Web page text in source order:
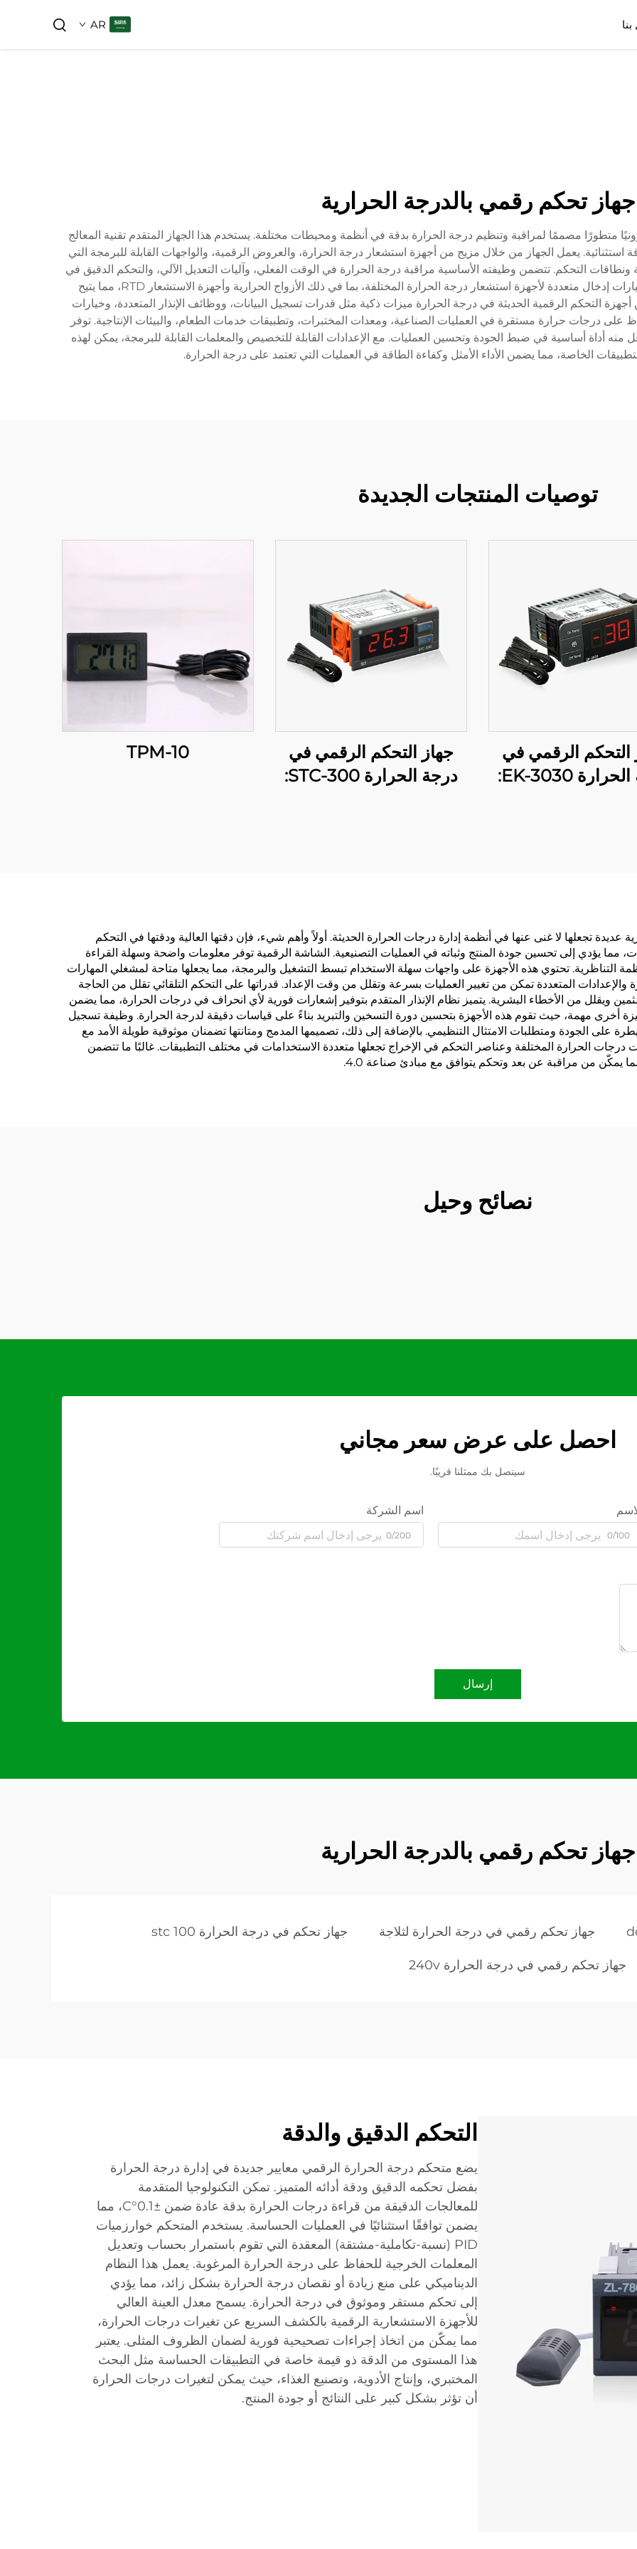
AR
جهاز تحكم رقمي بالدرجة الحرارية
متطورًا مصممًا لمراقبة وتنظيم درجة الحرارة بدقة في أنظمة ومحيطات مختلفة. يستخدم هذا الجهاز المتقدم تقنية المعالج
استثنائية. يعمل الجهاز من خلال مزيج من أجهزة استشعار درجة الحرارة، والعروض الرقمية، والواجهات القابلة للبرمجة التي
التحكم. تتضمن وظيفته الأساسية مراقبة درجة الحرارة في الوقت الفعلي، وآليات التعديل الآلي، والتحكم الدقيق في
عمليات التدفئة والتبريد. عادةً ما يحتوي الجهاز على خيارات إدخال متعددة لأجهزة استشعار درجة الحرارة المختلفة، بما في ذلك الأزواج الحرارية وأجهزة الاستشعار RTD، مما يتيح
التحكم الرقمية الحديثة في درجة الحرارة ميزات ذكية مثل قدرات تسجيل البيانات، ووظائف الإنذار المتعددة، وخيارات
على درجات حرارة مستقرة في العمليات الصناعية، ومعدات المختبرات، وتطبيقات خدمات الطعام، والبيئات الإنتاجية. توفر
أداة أساسية في ضبط الجودة وتحسين العمليات. مع الإعدادات القابلة للتخصيص والمعلمات القابلة للبرمجة، يمكن لهذه
الخاصة، مما يضمن الأداء الأمثل وكفاءة الطاقة في العمليات التي تعتمد على درجة الحرارة.
توصيات المنتجات الجديدة
التحكم الرقمي في
درجة الحرارة EK-3030:
جهاز التحكم الرقمي في
درجة الحرارة STC-300:
TPM-10
تجعلها لا غنى عنها في أنظمة إدارة درجات الحرارة الحديثة. أولاً وأهم شيء، فإن دقتها العالية ودقتها في التحكم
مما يؤدي إلى تحسين جودة المنتج وثباته في العمليات التصنيعية. الشاشة الرقمية توفر معلومات واضحة وسهلة القراءة
التناظرية. تحتوي هذه الأجهزة على واجهات سهلة الاستخدام تبسط التشغيل والبرمجة، مما يجعلها متاحة لمشغلي المهارات
المتعددة تمكن من تغيير العمليات بسرعة وتقلل من وقت الإعداد. قدراتها على التحكم التلقائي تقلل من الحاجة
ويقلل من الأخطاء البشرية. يتميز نظام الإنذار المتقدم بتوفير إشعارات فورية لأي انحراف في درجات الحرارة، مما يضمن
أخرى مهمة، حيث تقوم هذه الأجهزة بتحسين دورة التسخين والتبريد بناءً على قياسات دقيقة لدرجة الحرارة. وظيفة تسجيل
على الجودة ومتطلبات الامتثال التنظيمي. بالإضافة إلى ذلك، تصميمها المدمج ومتانتها تضمنان موثوقية طويلة الأمد مع
الحرارة المختلفة وعناصر التحكم في الإخراج تجعلها متعددة الاستخدامات في مختلف التطبيقات. غالبًا ما تتضمن
يمكّن من مراقبة عن بعد وتحكم يتوافق مع مبادئ صناعة 4.0.
نصائح وحيل
احصل على عرض سعر مجاني
سيتصل بك ممثلنا قريبًا.
0/100
اسم الشركة
0/200
إرسال
جهاز تحكم رقمي بالدرجة الحرارية
جهاز تحكم رقمي في درجة الحرارة لثلاجة جهاز تحكم في درجة الحرارة stc 100
جهاز تحكم رقمي في درجة الحرارة 240v
التحكم الدقيق والدقة
يضع متحكم درجة الحرارة الرقمي معايير جديدة في إدارة درجة الحرارة
بفضل تحكمه الدقيق ودقة أدائه المتميز. تمكن التكنولوجيا المتقدمة
للمعالجات الدقيقة من قراءة درجات الحرارة بدقة عادة ضمن ±0.1°C، مما
يضمن توافقًا استثنائيًا في العمليات الحساسة. يستخدم المتحكم خوارزميات
PID (نسبة-تكاملية-مشتقة) المعقدة التي تقوم باستمرار بحساب وتعديل
المعلمات الخرجية للحفاظ على درجة الحرارة المرغوبة. يعمل هذا النظام
الديناميكي على منع زيادة أو نقصان درجة الحرارة بشكل زائد، مما يؤدي
إلى تحكم مستقر وموثوق في درجة الحرارة. يسمح معدل العينة العالي
للأجهزة الاستشعارية الرقمية بالكشف السريع عن تغيرات درجات الحرارة،
مما يمكّن من اتخاذ إجراءات تصحيحية فورية لضمان الظروف المثلى. يعتبر
هذا المستوى من الدقة ذو قيمة خاصة في التطبيقات الحساسة مثل البحث
المختبري، وإنتاج الأدوية، وتصنيع الغذاء، حيث يمكن لتغيرات درجات الحرارة
أن تؤثر بشكل كبير على النتائج أو جودة المنتج.